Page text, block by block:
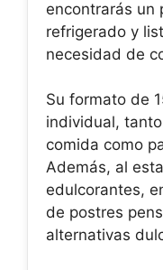
encontrarás un
refrigerado y
necesidad de
Su formato de
individual,
comida como
Además, al
edulcorantes,
de postres
alternativas